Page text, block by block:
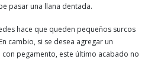
pasar una llana dentada.
hace que queden pequeños surcos
cambio, si se desea agregar un
pegamento, este último acabado no